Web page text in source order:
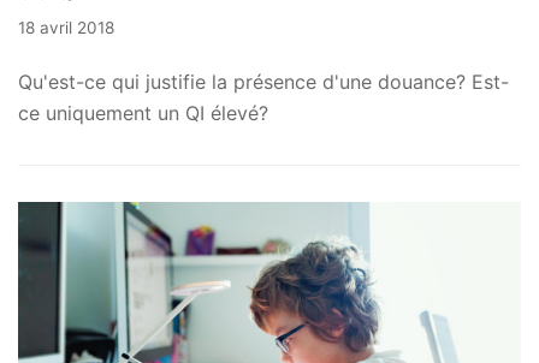
18 avril 2018
Qu'est-ce qui justifie la présence d'une douance? Est-
ce uniquement un QI élevé?